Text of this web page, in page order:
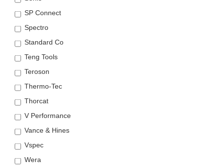
SP Connect
Spectro
Standard Co
Teng Tools
Teroson
Thermo-Tec
Thorcat
V Performance
Vance & Hines
Vspec
Wera